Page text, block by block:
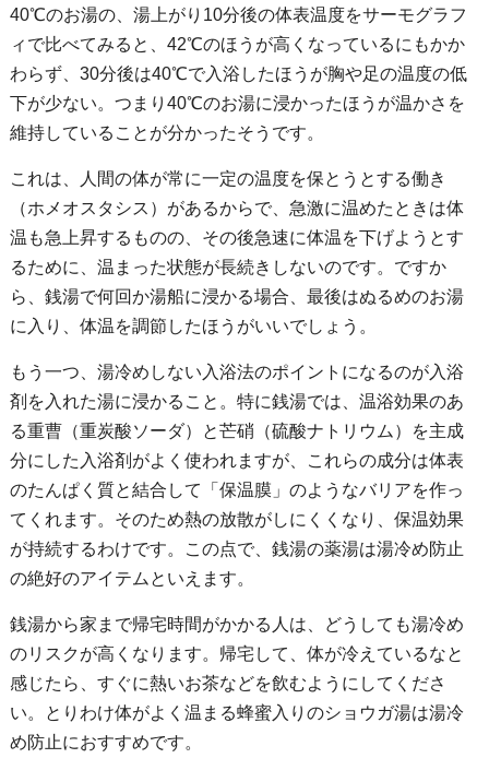
40℃のお湯の、湯上がり10分後の体表温度をサーモグラフ
ィで比べてみると、42℃のほうが高くなっているにもかか
わらず、30分後は40℃で入浴したほうが胸や足の温度の低
下が少ない。つまり40℃のお湯に浸かったほうが温かさを
維持していることが分かったそうです。
これは、人間の体が常に一定の温度を保とうとする働き
（ホメオスタシス）があるからで、急激に温めたときは体
温も急上昇するものの、その後急速に体温を下げようとす
るために、温まった状態が長続きしないのです。ですか
ら、銭湯で何回か湯船に浸かる場合、最後はぬるめのお湯
に入り、体温を調節したほうがいいでしょう。
もう一つ、湯冷めしない入浴法のポイントになるのが入浴
剤を入れた湯に浸かること。特に銭湯では、温浴効果のあ
る重曹（重炭酸ソーダ）と芒硝（硫酸ナトリウム）を主成
分にした入浴剤がよく使われますが、これらの成分は体表
のたんぱく質と結合して「保温膜」のようなバリアを作っ
てくれます。そのため熱の放散がしにくくなり、保温効果
が持続するわけです。この点で、銭湯の薬湯は湯冷め防止
の絶好のアイテムといえます。
銭湯から家まで帰宅時間がかかる人は、どうしても湯冷め
のリスクが高くなります。帰宅して、体が冷えているなと
感じたら、すぐに熱いお茶などを飲むようにしてくださ
い。とりわけ体がよく温まる蜂蜜入りのショウガ湯は湯冷
め防止におすすめです。